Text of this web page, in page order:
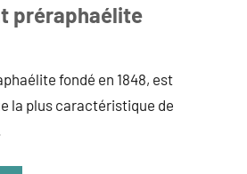
préraphaélite
fondé en 1848, est
la plus caractéristique de